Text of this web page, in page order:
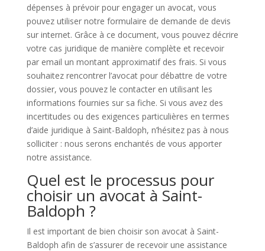
dépenses à prévoir pour engager un avocat, vous
pouvez utiliser notre formulaire de demande de devis
sur internet. Grâce à ce document, vous pouvez décrire
votre cas juridique de manière complète et recevoir
par email un montant approximatif des frais. Si vous
souhaitez rencontrer l’avocat pour débattre de votre
dossier, vous pouvez le contacter en utilisant les
informations fournies sur sa fiche. Si vous avez des
incertitudes ou des exigences particulières en termes
d’aide juridique à Saint-Baldoph, n’hésitez pas à nous
solliciter : nous serons enchantés de vous apporter
notre assistance.
Quel est le processus pour
choisir un avocat à Saint-
Baldoph ?
Il est important de bien choisir son avocat à Saint-
Baldoph afin de s’assurer de recevoir une assistance